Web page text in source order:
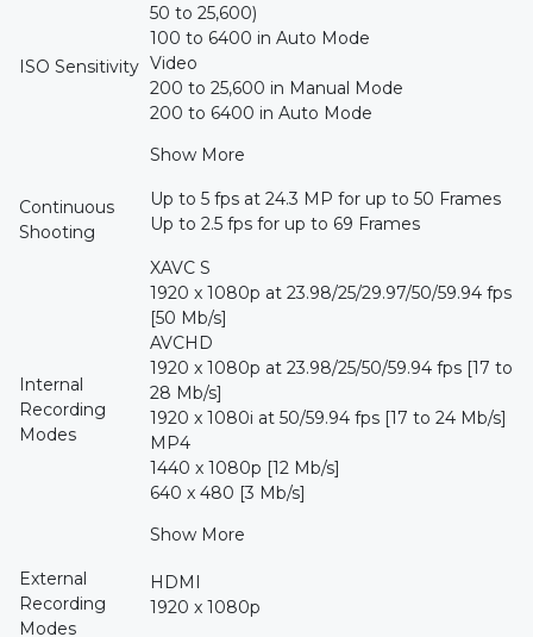
ISO Sensitivity
50 to 25,600)
100 to 6400 in Auto Mode
Video
200 to 25,600 in Manual Mode
200 to 6400 in Auto Mode
Show More
Continuous
Shooting
Up to 5 fps at 24.3 MP for up to 50 Frames
Up to 2.5 fps for up to 69 Frames
Internal
Recording
Modes
XAVC S
1920 x 1080p at 23.98/25/29.97/50/59.94 fps
[50 Mb/s]
AVCHD
1920 x 1080p at 23.98/25/50/59.94 fps [17 to
28 Mb/s]
1920 x 1080i at 50/59.94 fps [17 to 24 Mb/s]
MP4
1440 x 1080p [12 Mb/s]
640 x 480 [3 Mb/s]
Show More
External
Recording
Modes
HDMI
1920 x 1080p